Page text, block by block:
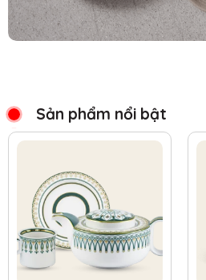
Sản phẩm nổi bật